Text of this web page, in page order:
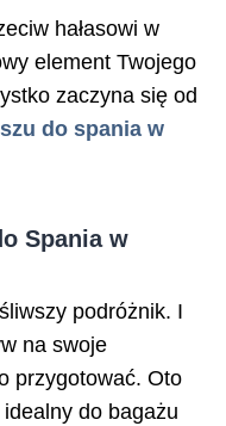
hałasowi w
element Twojego
zaczyna się od
do spania w
Spania w
podróżnik. I
na swoje
przygotować. Oto
do bagażu